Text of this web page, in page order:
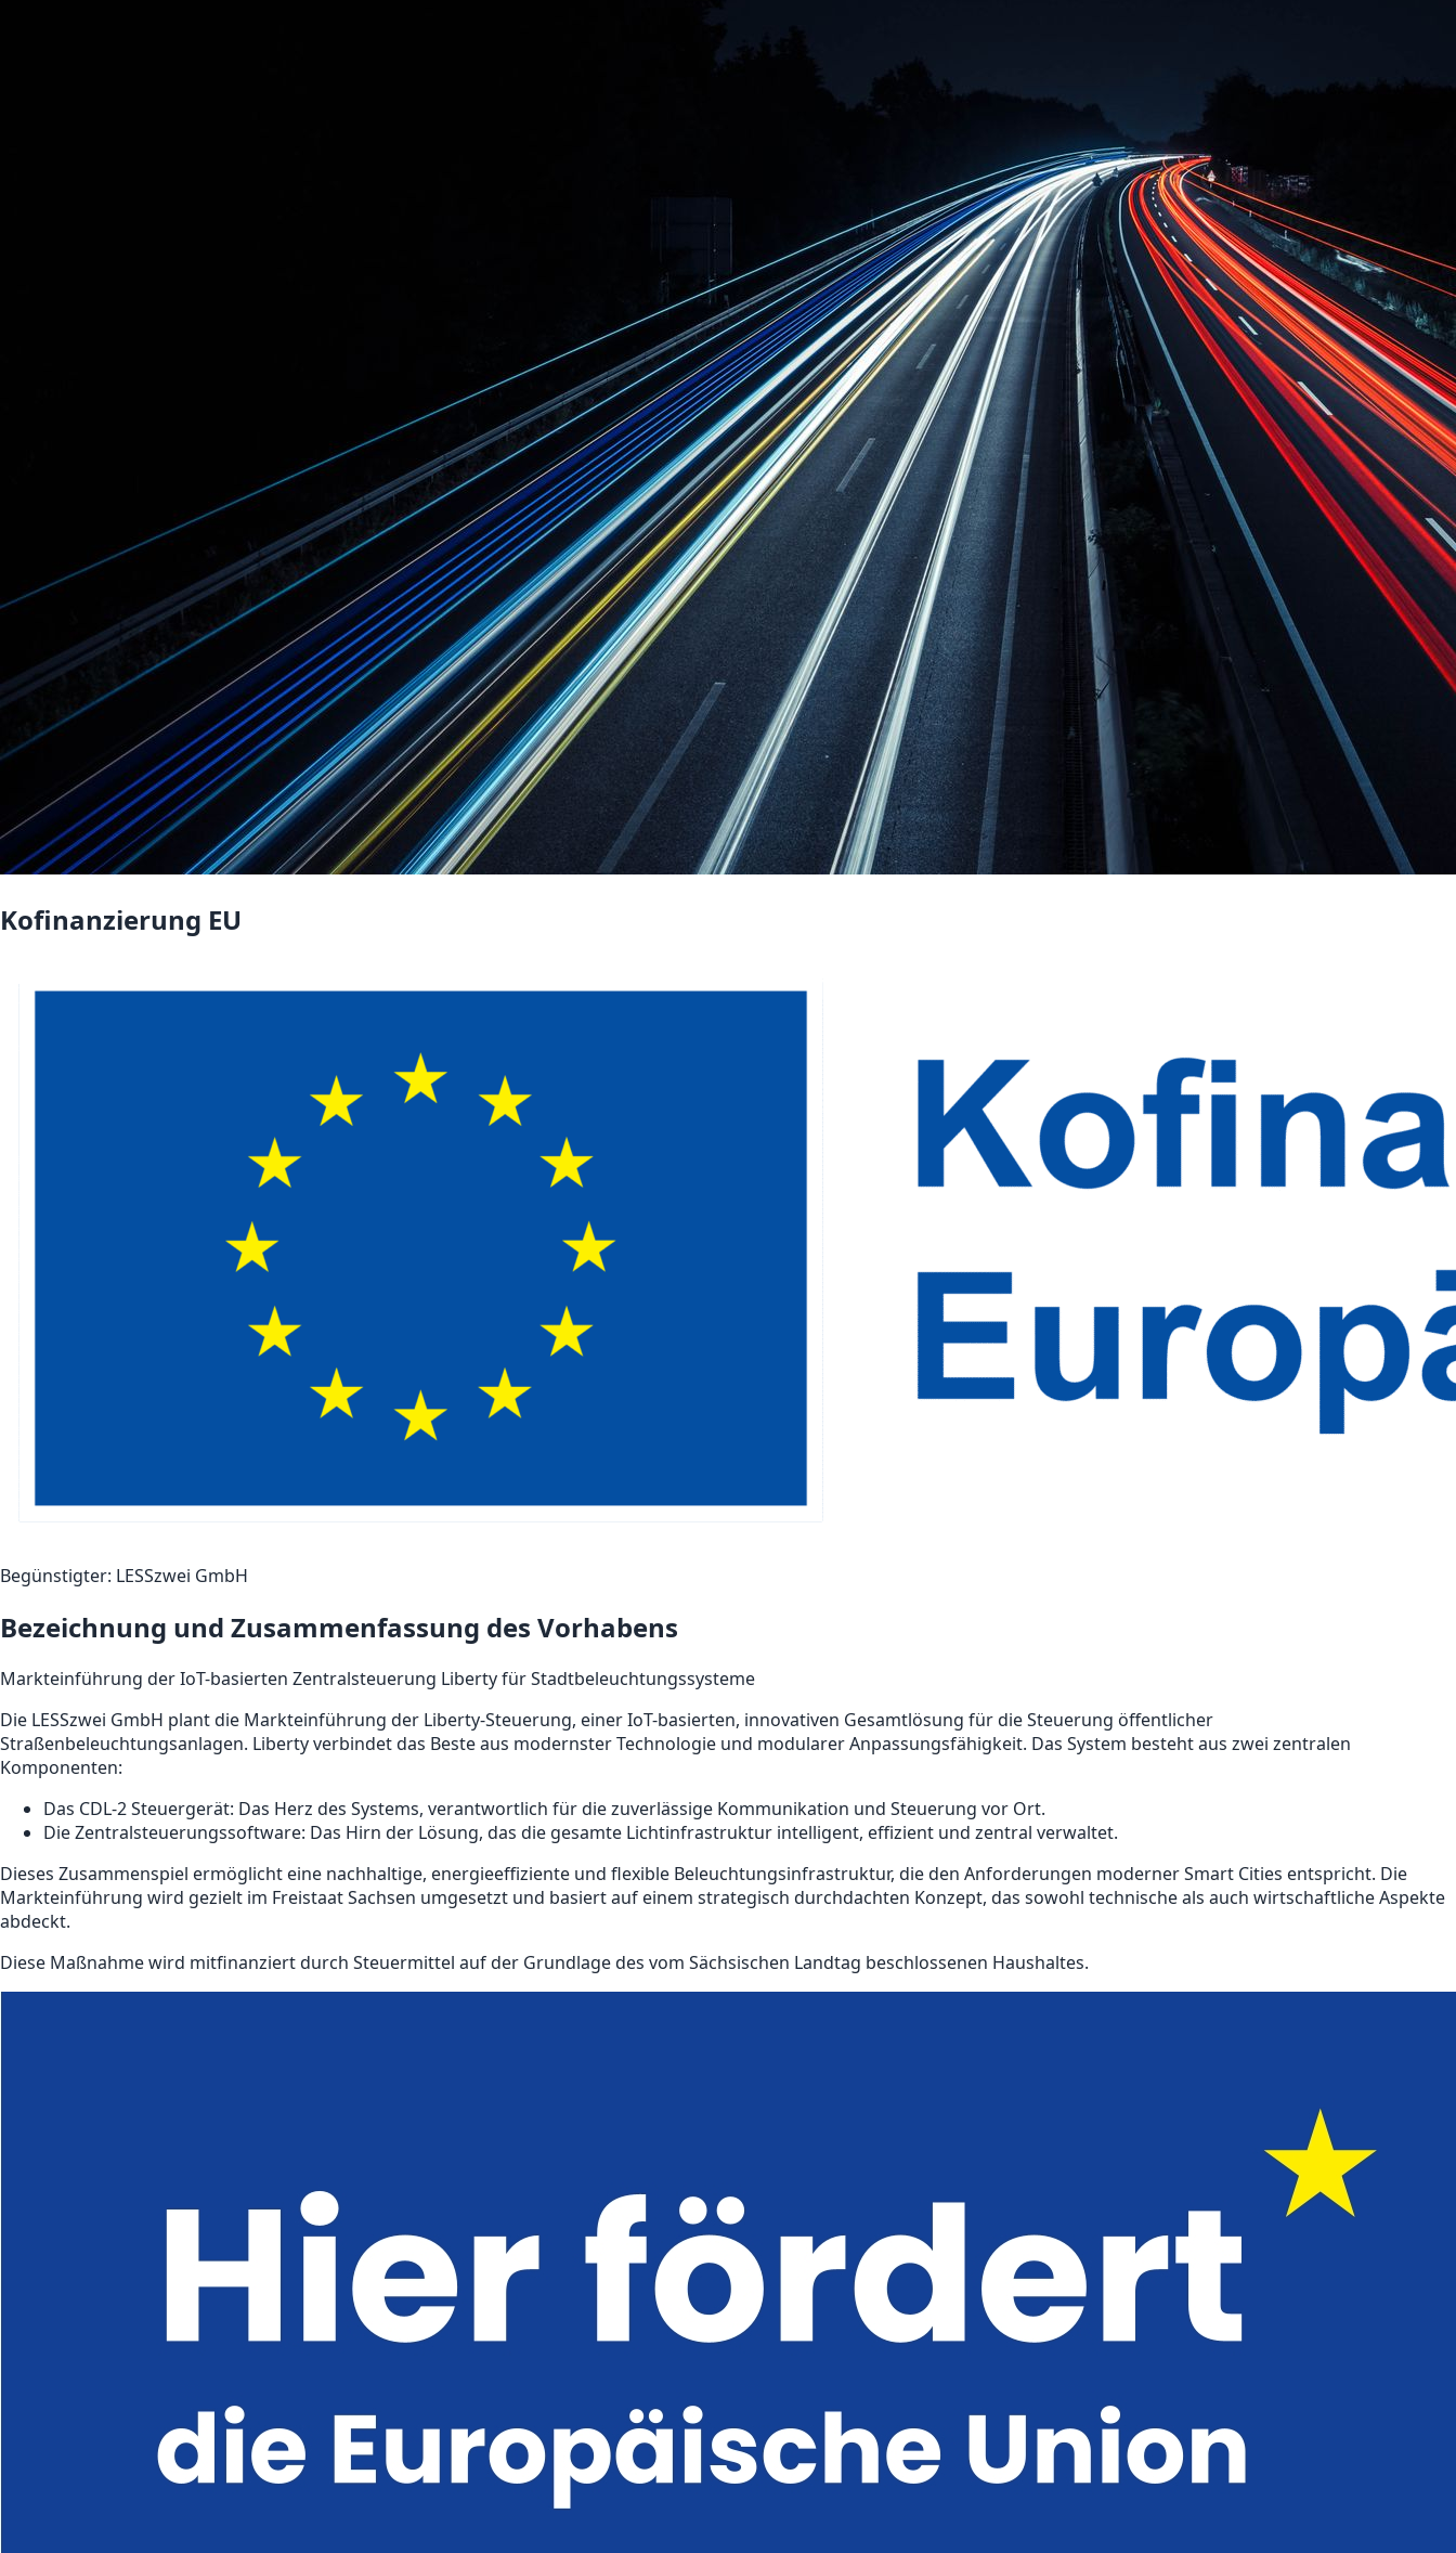
Kofinanzierung EU
Begünstigter: LESSzwei GmbH
Bezeichnung und Zusammenfassung des Vorhabens
Markteinführung der IoT-basierten Zentralsteuerung Liberty für Stadtbeleuchtungssysteme
Die LESSzwei GmbH plant die Markteinführung der Liberty-Steuerung, einer IoT-basierten, innovativen Gesamtlösung für die Steuerung öffentlicher
Straßenbeleuchtungsanlagen. Liberty verbindet das Beste aus modernster Technologie und modularer Anpassungsfähigkeit. Das System besteht aus zwei zentralen
Komponenten:
Das CDL-2 Steuergerät: Das Herz des Systems, verantwortlich für die zuverlässige Kommunikation und Steuerung vor Ort.
Die Zentralsteuerungssoftware: Das Hirn der Lösung, das die gesamte Lichtinfrastruktur intelligent, effizient und zentral verwaltet.
Dieses Zusammenspiel ermöglicht eine nachhaltige, energieeffiziente und flexible Beleuchtungsinfrastruktur, die den Anforderungen moderner Smart Cities entspricht. Die
Markteinführung wird gezielt im Freistaat Sachsen umgesetzt und basiert auf einem strategisch durchdachten Konzept, das sowohl technische als auch wirtschaftliche Aspekte
abdeckt.
Diese Maßnahme wird mitfinanziert durch Steuermittel auf der Grundlage des vom Sächsischen Landtag beschlossenen Haushaltes.